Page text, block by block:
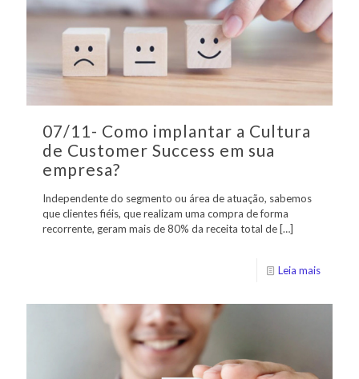
07/11- Como implantar a Cultura
de Customer Success em sua
empresa?
Independente do segmento ou área de atuação, sabemos
que clientes fiéis, que realizam uma compra de forma
recorrente, geram mais de 80% da receita total de[…]
Leia mais